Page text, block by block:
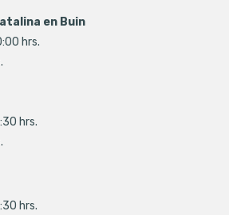
en Buin
hrs.
hrs.
hrs.